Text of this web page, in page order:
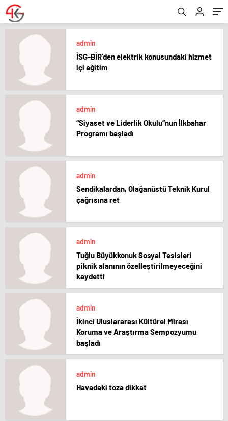
admin
İSG-BİR’den elektrik konusundaki hizmet
içi eğitim
admin
“Siyaset ve Liderlik Okulu”nun İlkbahar
Programı başladı
admin
Sendikalardan, Olağanüstü Teknik Kurul
çağrısına ret
admin
Tuğlu Büyükkonuk Sosyal Tesisleri
piknik alanının özelleştirilmeyeceğini
kaydetti
admin
İkinci Uluslararası Kültürel Mirası
Koruma ve Araştırma Sempozyumu
başladı
admin
Havadaki toza dikkat